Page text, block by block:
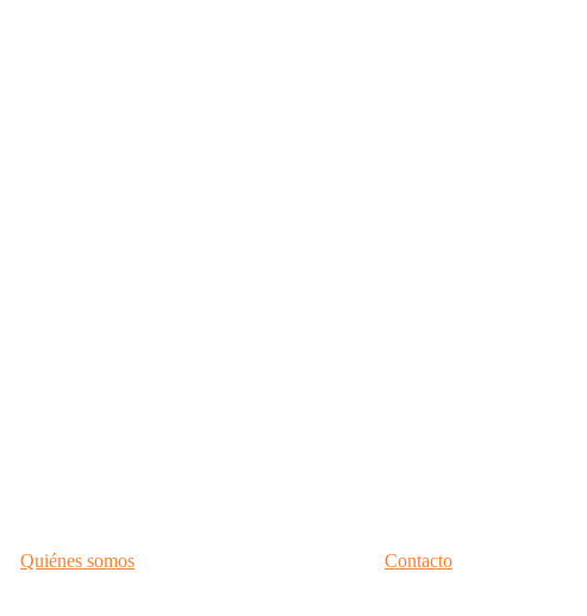
Quiénes somos
Contacto